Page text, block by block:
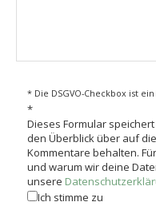
* Die DSGVO-Checkbox ist
*
Dieses Formular
den Überblick über auf
Kommentare behalten.
und warum wir deine
unsere
Ich stimme zu